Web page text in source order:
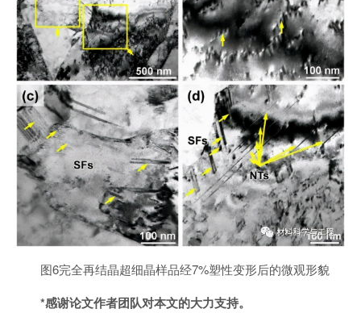
图6完全再结晶超细晶样品经7%塑性变形后的微观形貌
*感谢论文作者团队对本文的大力支持。